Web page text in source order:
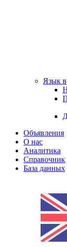
Язык
Объявления
О нас
Аналитика
Справочник
База данных